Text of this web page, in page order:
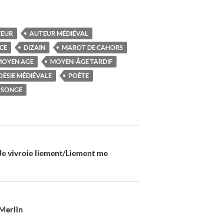
AUTEUR MÉDIÉVAL
DIZAIN
MAROT DE CAHORS
AGE
MOYEN-ÂGE TARDIF
MÉDIÉVALE
POÉTE
SONGE
vivroie liement/Liement me